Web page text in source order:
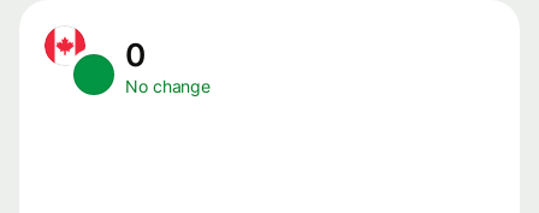
0
No change